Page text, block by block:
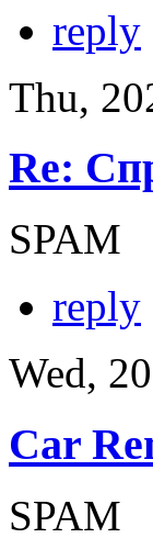
reply
Thu,
Re:
SPAM
reply
Wed,
Car
SPAM